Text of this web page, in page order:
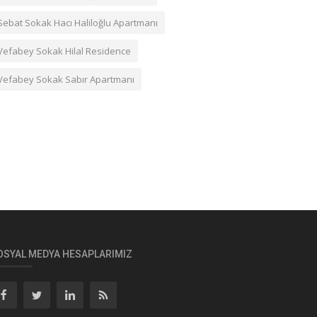
Sokak Hacı Haliloğlu Apartmanı
Sokak Hilal Residence
Sokak Sabır Apartmanı
MEDYA HESAPLARIMIZ